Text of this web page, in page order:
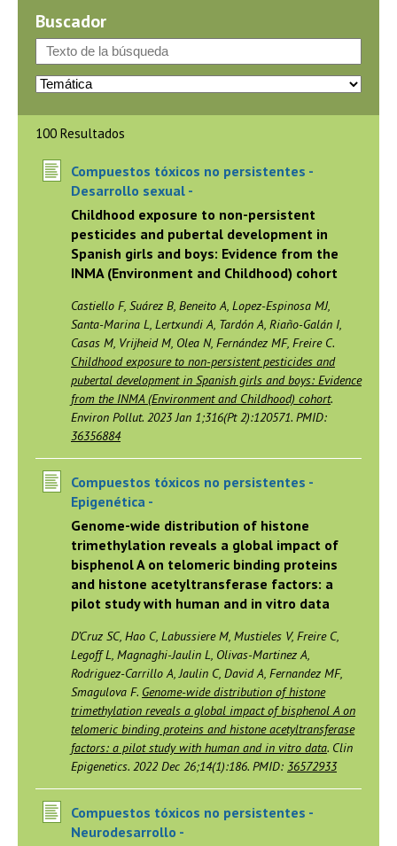
Buscador
100 Resultados
Compuestos tóxicos no persistentes -
Desarrollo sexual -
Childhood exposure to non-persistent
pesticides and pubertal development in
Spanish girls and boys: Evidence from the
INMA (Environment and Childhood) cohort
Castiello F, Suárez B, Beneito A, Lopez-Espinosa MJ,
Santa-Marina L, Lertxundi A, Tardón A, Riaño-Galán I,
Casas M, Vrijheid M, Olea N, Fernández MF, Freire C.
Childhood exposure to non-persistent pesticides and
pubertal development in Spanish girls and boys: Evidence
from the INMA (Environment and Childhood) cohort.
Environ Pollut. 2023 Jan 1;316(Pt 2):120571. PMID:
36356884
Compuestos tóxicos no persistentes -
Epigenética -
Genome-wide distribution of histone
trimethylation reveals a global impact of
bisphenol A on telomeric binding proteins
and histone acetyltransferase factors: a
pilot study with human and in vitro data
D’Cruz SC, Hao C, Labussiere M, Mustieles V, Freire C,
Legoff L, Magnaghi-Jaulin L, Olivas-Martinez A,
Rodriguez-Carrillo A, Jaulin C, David A, Fernandez MF,
Smagulova F. Genome-wide distribution of histone
trimethylation reveals a global impact of bisphenol A on
telomeric binding proteins and histone acetyltransferase
factors: a pilot study with human and in vitro data. Clin
Epigenetics. 2022 Dec 26;14(1):186. PMID: 36572933
Compuestos tóxicos no persistentes -
Neurodesarrollo -